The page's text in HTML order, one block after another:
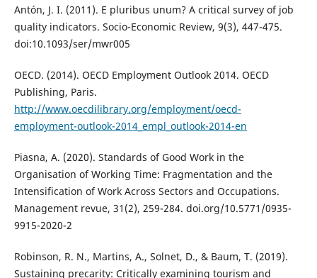
Antón, J. I. (2011). E pluribus unum? A critical survey of job
quality indicators. Socio-Economic Review, 9(3), 447-475.
doi:10.1093/ser/mwr005
OECD. (2014). OECD Employment Outlook 2014. OECD
Publishing, Paris.
http://www.oecdilibrary.org/employment/oecd-
employment-outlook-2014_empl_outlook-2014-en
Piasna, A. (2020). Standards of Good Work in the
Organisation of Working Time: Fragmentation and the
Intensification of Work Across Sectors and Occupations.
Management revue, 31(2), 259-284. doi.org/10.5771/0935-
9915-2020-2
Robinson, R. N., Martins, A., Solnet, D., & Baum, T. (2019).
Sustaining precarity: Critically examining tourism and